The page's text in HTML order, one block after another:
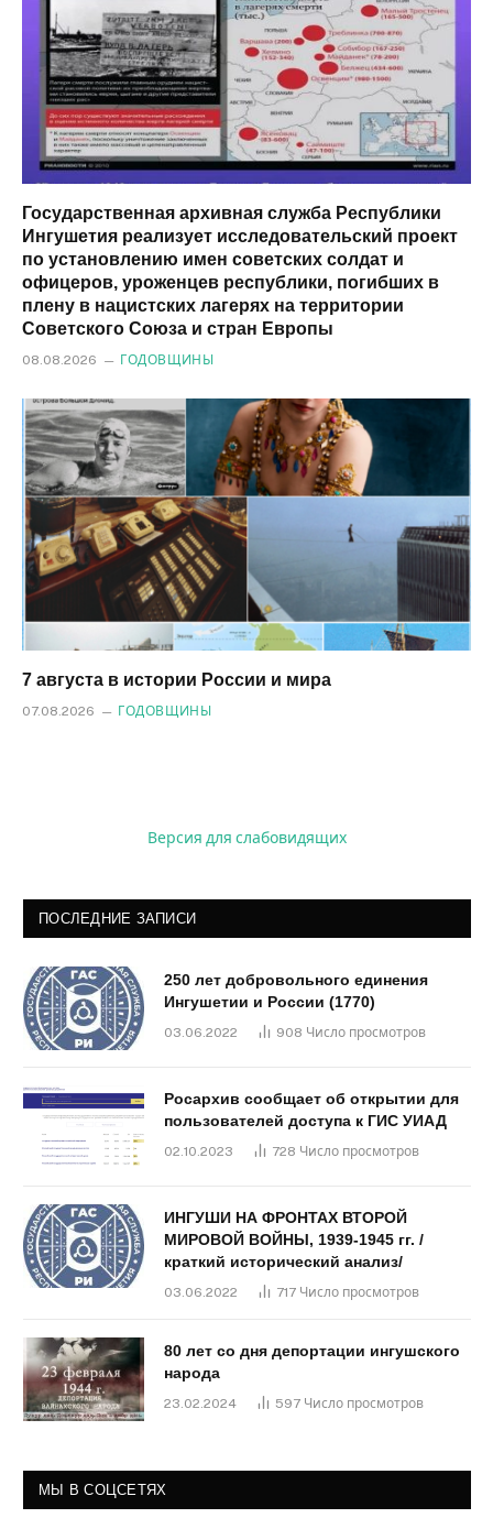
Государственная архивная служба Республики
Ингушетия реализует исследовательский проект
по установлению имен советских солдат и
офицеров, уроженцев республики, погибших в
плену в нацистских лагерях на территории
Советского Союза и стран Европы
08.08.2026 ГОДОВЩИНЫ
7 августа в истории России и мира
07.08.2026 ГОДОВЩИНЫ
Версия для слабовидящих
ПОСЛЕДНИЕ ЗАПИСИ
250 лет добровольного единения
Ингушетии и России (1770)
03.06.2022 908 Число просмотров
Росархив сообщает об открытии для
пользователей доступа к ГИС УИАД
02.10.2023 728 Число просмотров
ИНГУШИ НА ФРОНТАХ ВТОРОЙ
МИРОВОЙ ВОЙНЫ, 1939-1945 гг. /
краткий исторический анализ/
03.06.2022 717 Число просмотров
80 лет со дня депортации ингушского
народа
23.02.2024 597 Число просмотров
МЫ В СОЦСЕТЯХ